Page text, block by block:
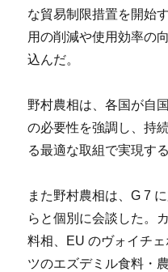
な貿易制限措置を開始
用の削減や使用効率の
込んだ。
野村農相は、各国が自
の必要性を強調し、持
る最適な取組で実現す
また野村農相は、G 7
らと個別に会談した。
料相、EU のヴォイチ
ツのエズデミル食料・